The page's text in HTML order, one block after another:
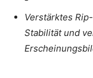
Verstärktes
Stabilität und